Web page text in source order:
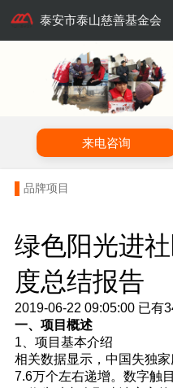
泰安市泰山慈善基金会
来电咨询
品牌项目
绿色阳光进
度总结报告
2019-06-22 09:05:00 已有
一、项目概述
1、项目基本介绍
相关数据显示，中国失独
7.6万个左右递增。数字触